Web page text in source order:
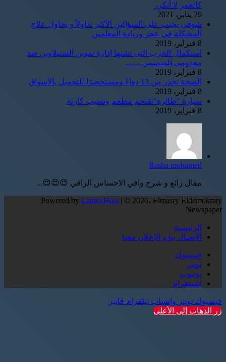
كالعمر لا أتكرر
29 يناير، 2021
شوقى يجيب على السؤالين الأكثر تداولاً و يحاول علاج
المشكلة في عجز وزيادة المعلمين
8 فبراير، 2019
استكمال الحرب التى تشنها إدارة تموين السنبلاوين ضد
معدومى الضمييير…….
8 فبراير، 2019
الصحة تحذر من 13 دواءً ومستحضرًا للتجميل بالأسواق
8 فبراير، 2019
سيارة "طائرة"تقتحم مطعم وتسبب كارثة
8 فبراير، 2019
Rasha mohamed
مقال رائع و شرح وافي الاحساس الراقي 😍😍😍...
Powered by LameyHost | © 2026، Elmasry Eldemokraty
Newspaper
الرئيسية
الإتصال بنا و الإعلان معنا
فيسبوك
تويتر
يوتيوب
انستقرام
فيسبوك تويتر واتساب تيلقرام ڤايبر
زر الذهاب إلى الأعلى